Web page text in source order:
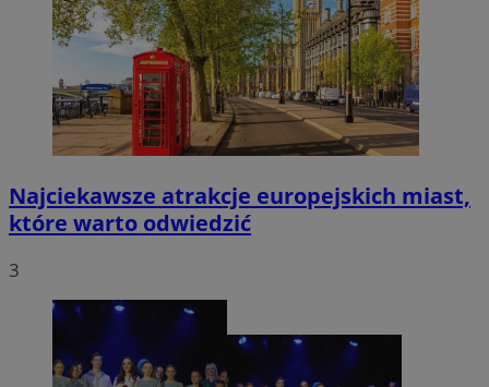
Najciekawsze atrakcje europejskich miast,
które warto odwiedzić
3